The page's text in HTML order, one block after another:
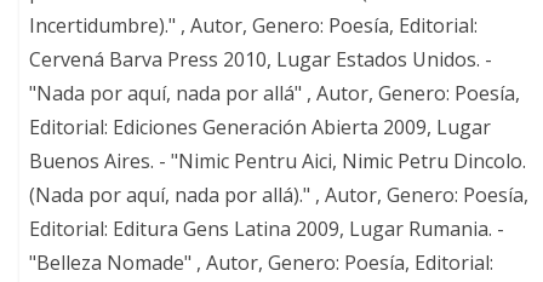
Incertidumbre)." , Autor, Genero: Poesía, Editorial:
Cervená Barva Press 2010, Lugar Estados Unidos. -
"Nada por aquí, nada por allá" , Autor, Genero: Poesía,
Editorial: Ediciones Generación Abierta 2009, Lugar
Buenos Aires. - "Nimic Pentru Aici, Nimic Petru Dincolo.
(Nada por aquí, nada por allá)." , Autor, Genero: Poesía,
Editorial: Editura Gens Latina 2009, Lugar Rumania. -
"Belleza Nomade" , Autor, Genero: Poesía, Editorial: